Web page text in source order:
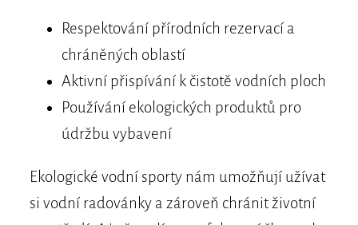
Respektování přírodních rezervací a
chráněných oblastí
Aktivní přispívání k čistotě vodních ploch
Používání ekologických produktů pro
údržbu vybavení
Ekologické vodní sporty nám umožňují užívat
si vodní radovánky a zároveň chránit životní